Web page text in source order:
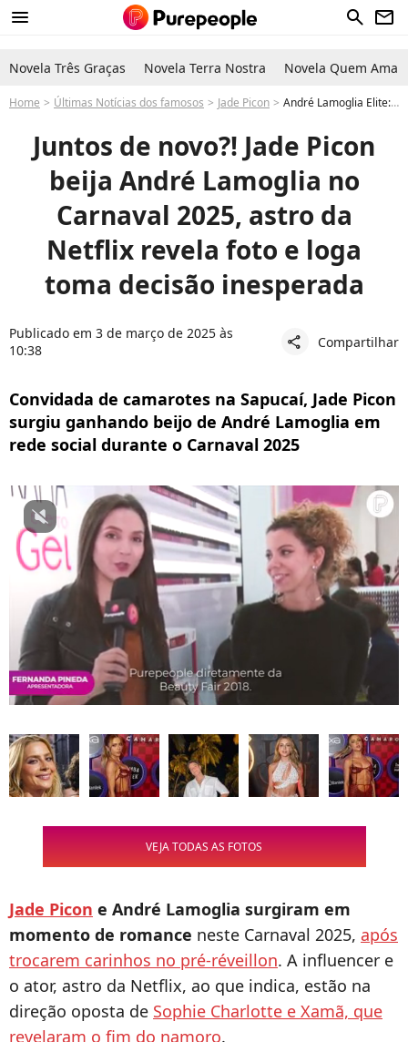
menu search newsletter
Novela Três Graças Novela Terra Nostra Novela Quem Ama
Home Últimas Notícias dos famosos Jade Picon André Lamoglia Elite: ator e Jade Picon reforçam rumor de namoro com foto no Carnaval 2025
Juntos de novo?! Jade Picon
beija André Lamoglia no
Carnaval 2025, astro da
Netflix revela foto e loga
toma decisão inesperada
Publicado em 3 de março de 2025 às
10:38
share Compartilhar
Convidada de camarotes na Sapucaí, Jade Picon
surgiu ganhando beijo de André Lamoglia em
rede social durante o Carnaval 2025
VEJA TODAS AS FOTOS
Jade Picon e André Lamoglia surgiram em
momento de romance neste Carnaval 2025, após
trocarem carinhos no pré-réveillon. A influencer e
o ator, astro da Netflix, ao que indica, estão na
direção oposta de Sophie Charlotte e Xamã, que
revelaram o fim do namoro.